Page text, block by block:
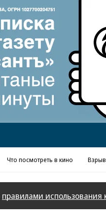
Реклама в «Ъ»
Что посмотреть в кино
правилами использования